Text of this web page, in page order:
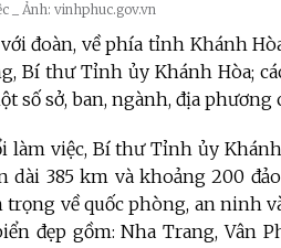
_ Ảnh: vinhphuc.gov.vn
đoàn, về phía tỉnh Khánh
Bí thư Tỉnh ủy Khánh Hòa;
số sở, ban, ngành, địa phương
làm việc, Bí thư Tỉnh ủy
dài 385 km và khoảng 200
về quốc phòng, an ninh
đẹp gồm: Nha Trang, Vân